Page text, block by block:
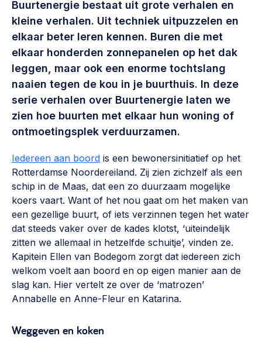
Werken aan de wijk, ABCD, WijkWijzer >
Weerbare gemeenschappen
Voorbereiden op crisis, noodsteunpunten,
ontmoetingsplekken >
Buurtenergie
Energiecollectieven, buurt vergroenen, SDG >
Meebeslissen
Samenwerken en lokale politiek
Lobbyen, invloed uitoefenen, maatschappelijke impact >
Omgevingswet en gebiedsontwikkeling
invoering omgevingswet, participatie,
gebiedsontwikkeling>
Buurtenergie bestaat uit grote verhalen en
kleine verhalen. Uit techniek uitpuzzelen en
elkaar beter leren kennen. Buren die met
elkaar honderden zonnepanelen op het dak
leggen, maar ook een enorme tochtslang
naaien tegen de kou in je buurthuis. In deze
serie verhalen over Buurtenergie laten we
zien hoe buurten met elkaar hun woning of
ontmoetingsplek verduurzamen.
Iedereen aan boord is een bewonersinitiatief op het
Rotterdamse Noordereiland. Zij zien zichzelf als een
schip in de Maas, dat een zo duurzaam mogelijke
koers vaart. Want of het nou gaat om het maken van
een gezellige buurt, of iets verzinnen tegen het water
dat steeds vaker over de kades klotst, ‘uiteindelijk
zitten we allemaal in hetzelfde schuitje’, vinden ze.
Kapitein Ellen van Bodegom zorgt dat iedereen zich
welkom voelt aan boord en op eigen manier aan de
slag kan. Hier vertelt ze over de ‘matrozen’
Annabelle en Anne-Fleur en Katarina.
Weggeven en koken